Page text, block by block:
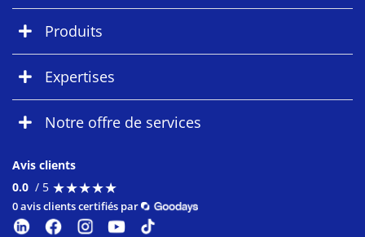
Produits
Expertises
Notre offre de services
Avis clients
0.0 / 5 ★★★★★
★★★★★
0 avis clients certifiés par